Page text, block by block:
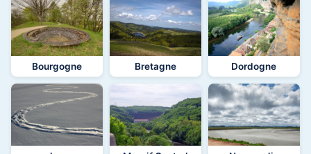
Bourgogne Bretagne Dordogne